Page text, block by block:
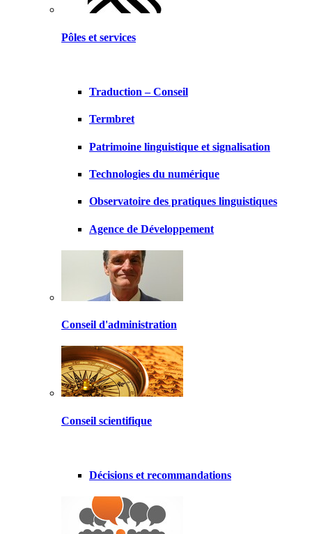
Pôles et services
Traduction – Conseil
Termbret
Patrimoine linguistique et signalisation
Technologies du numérique
Observatoire des pratiques linguistiques
Agence de Développement
Conseil d'administration
Conseil scientifique
Décisions et recommandations